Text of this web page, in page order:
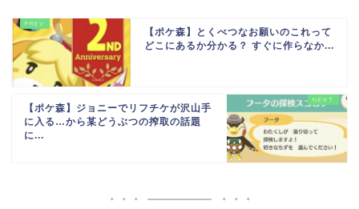
【ポケ森】とくべつなお願いのこれって
どこにあるか分かる？ すぐに作らなか...
【ポケ森】ジョニーでリフチケが沢山手
に入る…から某どうぶつの搾取の話題
に...